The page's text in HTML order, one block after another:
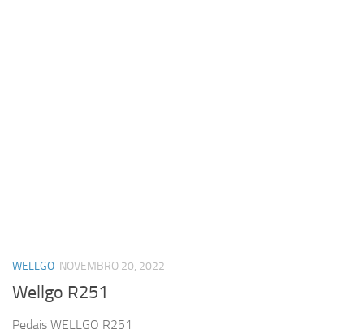
WELLGO NOVEMBRO 20, 2022
Wellgo R251
Pedais WELLGO R251